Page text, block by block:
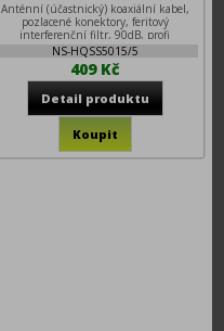
Anténní (účastnický) koaxiální kabel,
pozlacené konektory, feritový
interferenční filtr, 90dB, profi
provedení, délka 5m
NS-HQSS5015/5
409 Kč